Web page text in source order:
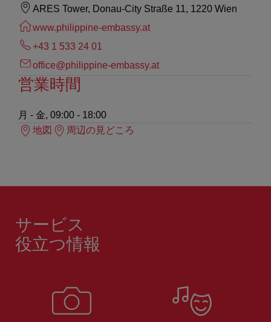
ARES Tower, Donau-City Straße 11, 1220 Wien
www.philippine-embassy.at
+43 1 533 24 01
office@philippine-embassy.at
営業時間
月 - 金, 09:00 - 18:00
地図
周辺の見どころ
サービス
役立つ情報